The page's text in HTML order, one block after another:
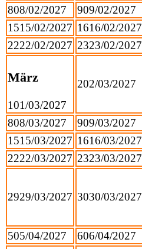
808/02/2027 909/02/2027
1515/02/2027 1616/02/2027
2222/02/2027 2323/02/2027
März
101/03/2027
202/03/2027
808/03/2027 909/03/2027
1515/03/2027 1616/03/2027
2222/03/2027 2323/03/2027
2929/03/2027 3030/03/2027
505/04/2027 606/04/2027